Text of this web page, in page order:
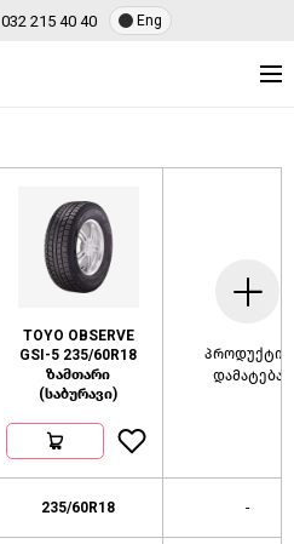
032 215 40 40 Eng
TOYO OBSERVE
GSI-5 235/60R18
ზამთარი
(საბურავი)
პროდუქტის
დამატება
235/60R18 -